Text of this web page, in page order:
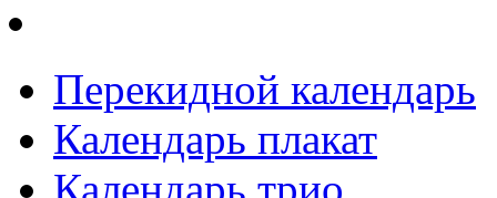
Перекидной календарь
Календарь плакат
Календарь трио